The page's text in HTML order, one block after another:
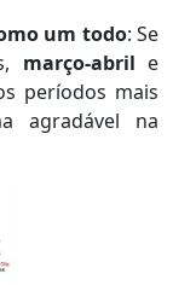
um todo: Se
março-abril e
períodos mais
agradável na